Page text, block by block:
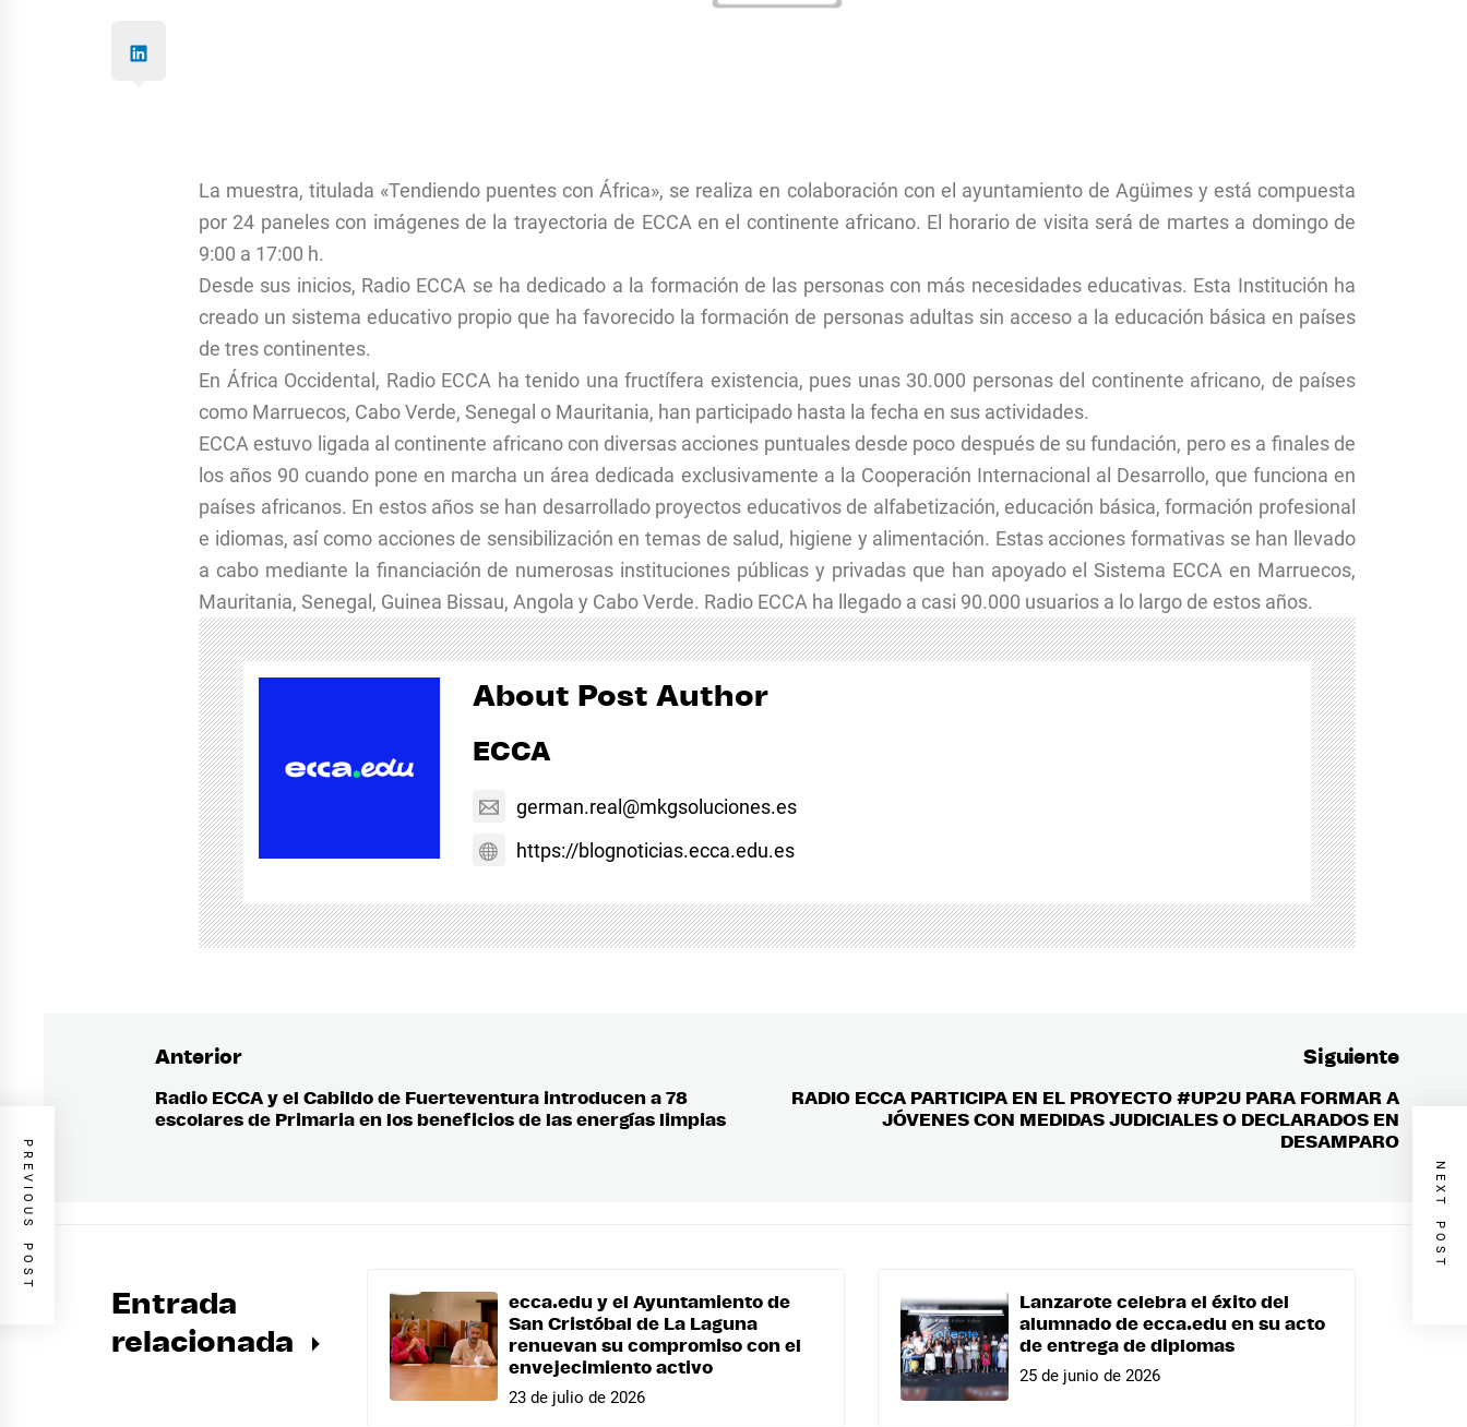
La muestra, titulada «Tendiendo puentes con África», se realiza en colaboración con el ayuntamiento de Agüimes y está compuesta
por 24 paneles con imágenes de la trayectoria de ECCA en el continente africano. El horario de visita será de martes a domingo de
9:00 a 17:00 h.
Desde sus inicios, Radio ECCA se ha dedicado a la formación de las personas con más necesidades educativas. Esta Institución ha
creado un sistema educativo propio que ha favorecido la formación de personas adultas sin acceso a la educación básica en países
de tres continentes.
En África Occidental, Radio ECCA ha tenido una fructífera existencia, pues unas 30.000 personas del continente africano, de países
como Marruecos, Cabo Verde, Senegal o Mauritania, han participado hasta la fecha en sus actividades.
ECCA estuvo ligada al continente africano con diversas acciones puntuales desde poco después de su fundación, pero es a finales de
los años 90 cuando pone en marcha un área dedicada exclusivamente a la Cooperación Internacional al Desarrollo, que funciona en
países africanos. En estos años se han desarrollado proyectos educativos de alfabetización, educación básica, formación profesional
e idiomas, así como acciones de sensibilización en temas de salud, higiene y alimentación. Estas acciones formativas se han llevado
a cabo mediante la financiación de numerosas instituciones públicas y privadas que han apoyado el Sistema ECCA en Marruecos,
Mauritania, Senegal, Guinea Bissau, Angola y Cabo Verde. Radio ECCA ha llegado a casi 90.000 usuarios a lo largo de estos años.
About Post Author
ECCA
german.real@mkgsoluciones.es
https://blognoticias.ecca.edu.es
Navegación
de
Anterior
Entrada
anterior:
Radio ECCA y el Cabildo de Fuerteventura introducen a 78
escolares de Primaria en los beneficios de las energías limpias
Siguiente
Entrada
RADIO ECCA PARTICIPA EN EL PROYECTO #UP2U PARA FORMAR A
JÓVENES CON MEDIDAS JUDICIALES O DECLARADOS EN
DESAMPARO
PREVIOUS POST NEXT POST
Entrada
relacionada
ecca.edu y el Ayuntamiento de
San Cristóbal de La Laguna
renuevan su compromiso con el
envejecimiento activo
23 de julio de 2026
Lanzarote celebra el éxito del
alumnado de ecca.edu en su acto
de entrega de diplomas
25 de junio de 2026